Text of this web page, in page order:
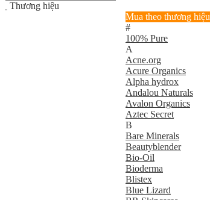
Thương hiệu
Mua theo thương hiệu
#
100% Pure
A
Acne.org
Acure Organics
Alpha hydrox
Andalou Naturals
Avalon Organics
Aztec Secret
B
Bare Minerals
Beautyblender
Bio-Oil
Bioderma
Blistex
Blue Lizard